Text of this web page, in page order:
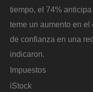
tiempo, el 74%
teme un aumento en
de confianza en una
indicaron.
Impuestos
iStock